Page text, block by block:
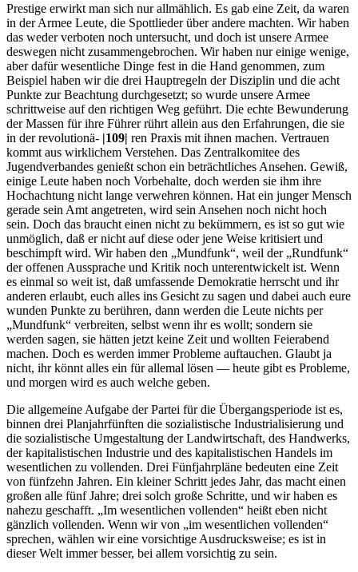
Prestige erwirkt man sich nur allmählich. Es gab eine Zeit, da waren
in der Armee Leute, die Spottlieder über andere machten. Wir haben
das weder verboten noch untersucht, und doch ist unsere Armee
deswegen nicht zusammengebrochen. Wir haben nur einige wenige,
aber dafür wesentliche Dinge fest in die Hand genommen, zum
Beispiel haben wir die drei Hauptregeln der Disziplin und die acht
Punkte zur Beachtung durchgesetzt; so wurde unsere Armee
schrittweise auf den richtigen Weg geführt. Die echte Bewunderung
der Massen für ihre Führer rührt allein aus den Erfahrungen, die sie
in der revolutionä- |109| ren Praxis mit ihnen machen. Vertrauen
kommt aus wirklichem Verstehen. Das Zentralkomitee des
Jugendverbandes genießt schon ein beträchtliches Ansehen. Gewiß,
einige Leute haben noch Vorbehalte, doch werden sie ihm ihre
Hochachtung nicht lange verwehren können. Hat ein junger Mensch
gerade sein Amt angetreten, wird sein Ansehen noch nicht hoch
sein. Doch das braucht einen nicht zu bekümmern, es ist so gut wie
unmöglich, daß er nicht auf diese oder jene Weise kritisiert und
beschimpft wird. Wir haben den „Mundfunk“, weil der „Rundfunk“
der offenen Aussprache und Kritik noch unterentwickelt ist. Wenn
es einmal so weit ist, daß umfassende Demokratie herrscht und ihr
anderen erlaubt, euch alles ins Gesicht zu sagen und dabei auch eure
wunden Punkte zu berühren, dann werden die Leute nichts per
„Mundfunk“ verbreiten, selbst wenn ihr es wollt; sondern sie
werden sagen, sie hätten jetzt keine Zeit und wollten Feierabend
machen. Doch es werden immer Probleme auftauchen. Glaubt ja
nicht, ihr könnt alles ein für allemal lösen — heute gibt es Probleme,
und morgen wird es auch welche geben.
Die allgemeine Aufgabe der Partei für die Übergangsperiode ist es,
binnen drei Planjahrfünften die sozialistische Industrialisierung und
die sozialistische Umgestaltung der Landwirtschaft, des Handwerks,
der kapitalistischen Industrie und des kapitalistischen Handels im
wesentlichen zu vollenden. Drei Fünfjahrpläne bedeuten eine Zeit
von fünfzehn Jahren. Ein kleiner Schritt jedes Jahr, das macht einen
großen alle fünf Jahre; drei solch große Schritte, und wir haben es
nahezu geschafft. „Im wesentlichen vollenden“ heißt eben nicht
gänzlich vollenden. Wenn wir von „im wesentlichen vollenden“
sprechen, wählen wir eine vorsichtige Ausdrucksweise; es ist in
dieser Welt immer besser, bei allem vorsichtig zu sein.